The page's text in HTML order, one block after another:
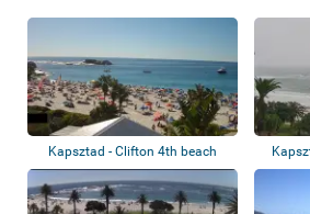
Kapsztad - Clifton 4th beach